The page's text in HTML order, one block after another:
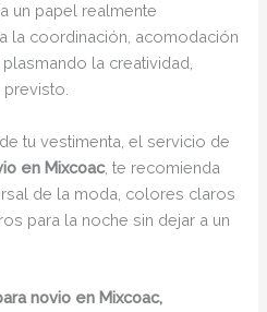
un papel realmente
la coordinación, acomodación
la creatividad,
tu vestimenta, el servicio de
en Mixcoac, te recomienda
de la moda, colores claros
para la noche sin dejar a un
novio en Mixcoac,